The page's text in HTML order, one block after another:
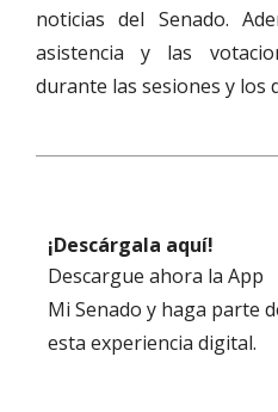
noticias del Senado.
asistencia y las
durante las sesiones y los
¡Descárgala aquí!
Descargue ahora la App
Mi Senado y haga parte
esta experiencia digital.